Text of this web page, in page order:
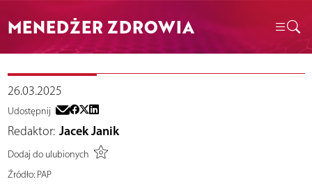
MENEDŻER ZDROWIA
26.03.2025
Udostępnij
Redaktor: Jacek Janik
Dodaj do ulubionych
Źródło:PAP